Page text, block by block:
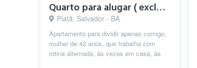
Quarto para alugar ( exclusivo para mulh...
Piatã, Salvador - BA
Apartamento para dividir apenas comigo,
mulher de 42 anos, que trabalha com
rotina alternada, às vezes em casa, às